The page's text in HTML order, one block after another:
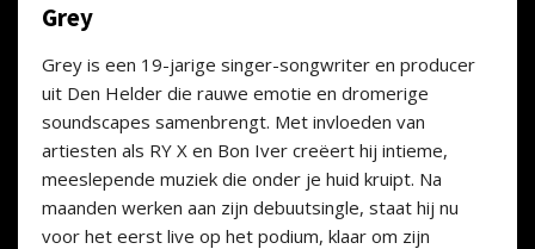
Grey
Grey is een 19-jarige singer-songwriter en producer
uit Den Helder die rauwe emotie en dromerige
soundscapes samenbrengt. Met invloeden van
artiesten als RY X en Bon Iver creëert hij intieme,
meeslepende muziek die onder je huid kruipt. Na
maanden werken aan zijn debuutsingle, staat hij nu
voor het eerst live op het podium, klaar om zijn